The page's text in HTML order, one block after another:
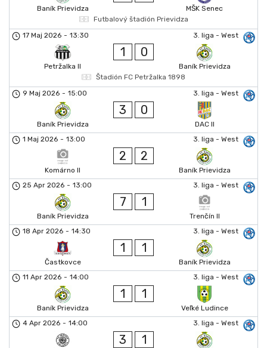
Baník Prievidza
MŠK Senec
Futbalový štadión Prievidza
3. liga - West
17 Maj 2026 - 13:30
Petržalka II
1 0
Baník Prievidza
Štadión FC Petržalka 1898
3. liga - West
9 Maj 2026 - 15:00
Baník Prievidza
3 0
DAC II
3. liga - West
1 Maj 2026 - 13:00
Komárno II
2 2
Baník Prievidza
3. liga - West
25 Apr 2026 - 13:00
Baník Prievidza
7 1
Trenčín II
3. liga - West
18 Apr 2026 - 14:30
Častkovce
1 1
Baník Prievidza
3. liga - West
11 Apr 2026 - 14:00
Baník Prievidza
1 1
Veľké Ludince
3. liga - West
4 Apr 2026 - 14:00
3 1